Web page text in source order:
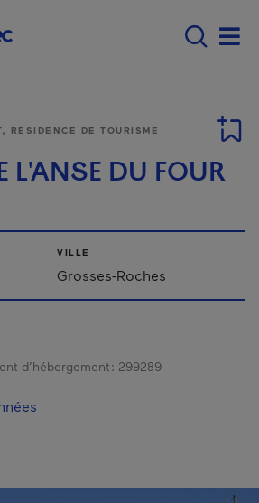
Main navigation -
RÉSIDENCE DE TOURISME
L'ANSE DU FOUR
VILLE
Grosses-Roches
d’hébergement : 299289